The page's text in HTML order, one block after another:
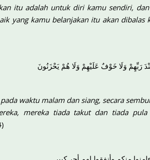
itu adalah untuk diri kamu sendiri,
yang kamu belanjakan itu akan
رَبِّهِمْ وَلَا خَوْفٌ عَلَيْهِمْ وَلَا هُمْ يَحْزَنُونَ
waktu malam dan siang, secara
Tuhan mereka, mereka